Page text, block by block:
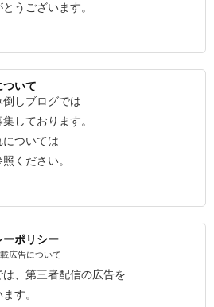
うございます。
ついて
しブログでは
しております。
ついては
ください。
ーポリシー
広告について
は、第三者配信の広告を
す。